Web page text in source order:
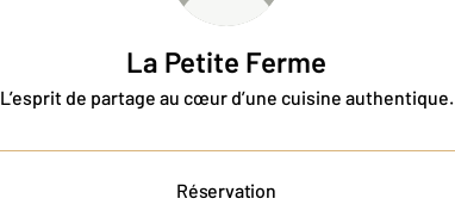
La Petite Ferme
L’esprit de partage au cœur d’une cuisine authentique.
Réservation